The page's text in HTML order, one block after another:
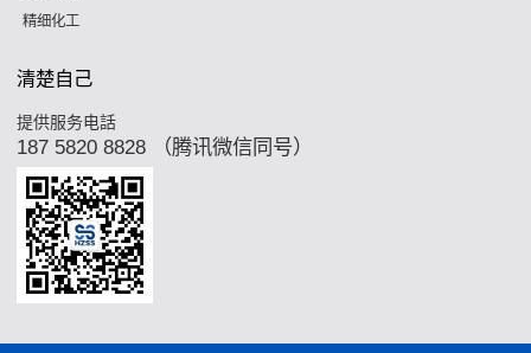
精细化工
清楚自己
提供服务电話
187 5820 8828 （腾讯微信同号）